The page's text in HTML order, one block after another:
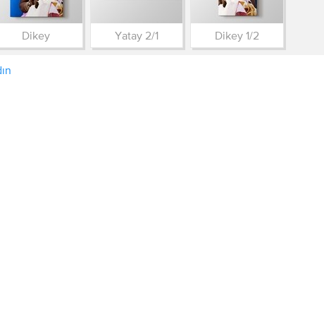
Dikey Yatay 2/1 Dikey 1/2